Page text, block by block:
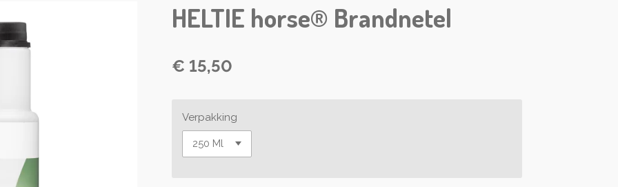
HELTIE horse® Brandnetel
€ 15,50
Verpakking